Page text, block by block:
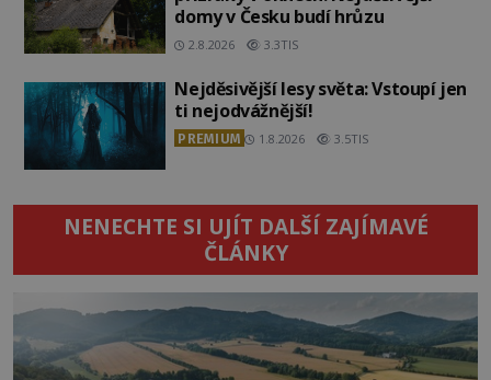
domy v Česku budí hrůzu
2.8.2026 3.3TIS
Nejděsivější lesy světa: Vstoupí jen
ti nejodvážnější!
PREMIUM 1.8.2026 3.5TIS
NENECHTE SI UJÍT DALŠÍ ZAJÍMAVÉ
ČLÁNKY